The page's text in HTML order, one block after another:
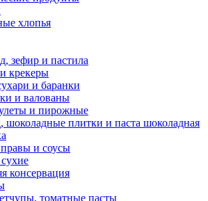
хлопья
зефир и пастила
крекеры
и баранки
и валованы
и пирожные
шоколадные плитки и паста шоколадная
и соусы
консервация
томатные пасты